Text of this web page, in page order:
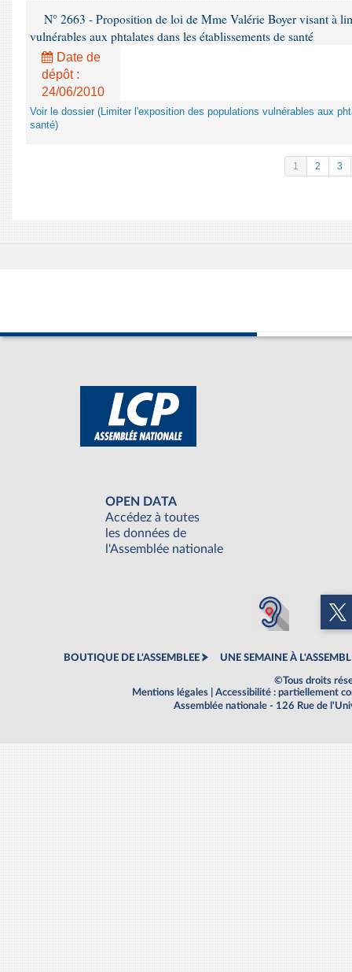
N° 2663 - Proposition de loi de Mme Valérie Boyer visant à
vulnérables aux phtalates dans les établissements de santé
Date de
dépôt :
24/06/2010
Voir le dossier (Limiter l'exposition des populations vulnérables aux
santé)
1 2 3
OPEN DATA
Accédez à toutes
les données de
l'Assemblée nationale
BOUTIQUE DE L'ASSEMBLEE UNE SEMAINE À
©Tous droits
Mentions légales
Accessibilité : partiellement
Assemblée nationale - 126 Rue de